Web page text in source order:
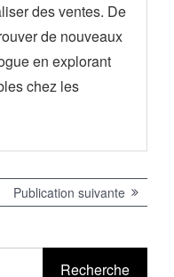
des ventes. De
de nouveaux
en explorant
chez les
:
Publication suivante